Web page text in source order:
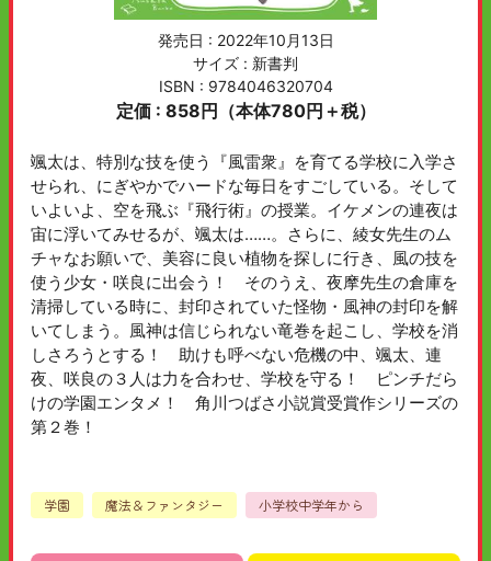
発売日 : 2022年10月13日
サイズ : 新書判
ISBN : 9784046320704
定価 : 858円（本体780円＋税）
颯太は、特別な技を使う『風雷衆』を育てる学校に入学さ
せられ、にぎやかでハードな毎日をすごしている。そして
いよいよ、空を飛ぶ『飛行術』の授業。イケメンの連夜は
宙に浮いてみせるが、颯太は……。さらに、綾女先生のム
チャなお願いで、美容に良い植物を探しに行き、風の技を
使う少女・咲良に出会う！ そのうえ、夜摩先生の倉庫を
清掃している時に、封印されていた怪物・風神の封印を解
いてしまう。風神は信じられない竜巻を起こし、学校を消
しさろうとする！ 助けも呼べない危機の中、颯太、連
夜、咲良の３人は力を合わせ、学校を守る！ ピンチだら
けの学園エンタメ！ 角川つばさ小説賞受賞作シリーズの
第２巻！
学園 魔法＆ファンタジー 小学校中学年から